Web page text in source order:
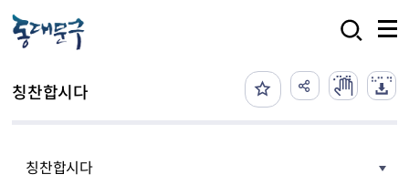
칭찬합시다
칭찬합시다